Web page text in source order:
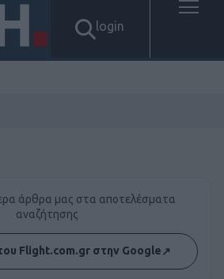
login
άρθρα μας στα αποτελέσματα
αναζήτησης
Flight.com.gr στην Google↗